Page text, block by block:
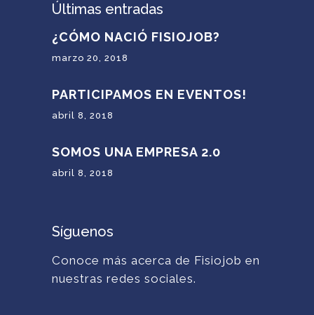
Últimas entradas
¿CÓMO NACIÓ FISIOJOB?
marzo 20, 2018
PARTICIPAMOS EN EVENTOS!
abril 8, 2018
SOMOS UNA EMPRESA 2.0
abril 8, 2018
Síguenos
Conoce más acerca de Fisiojob en
nuestras redes sociales.